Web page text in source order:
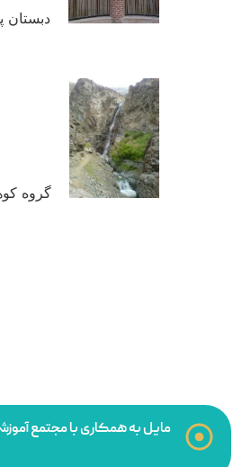
دبستان
گروه
مایل به همکاری با مجتمع